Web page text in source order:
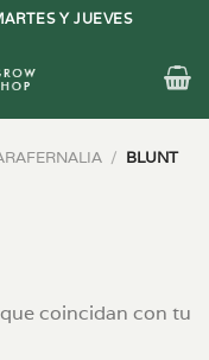
Y JUEVES
/ BLUNT
coincidan con tu